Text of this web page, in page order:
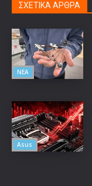
ΣΧΕΤΙΚΑ ΑΡΘΡΑ
ΝΕΑ
Asus